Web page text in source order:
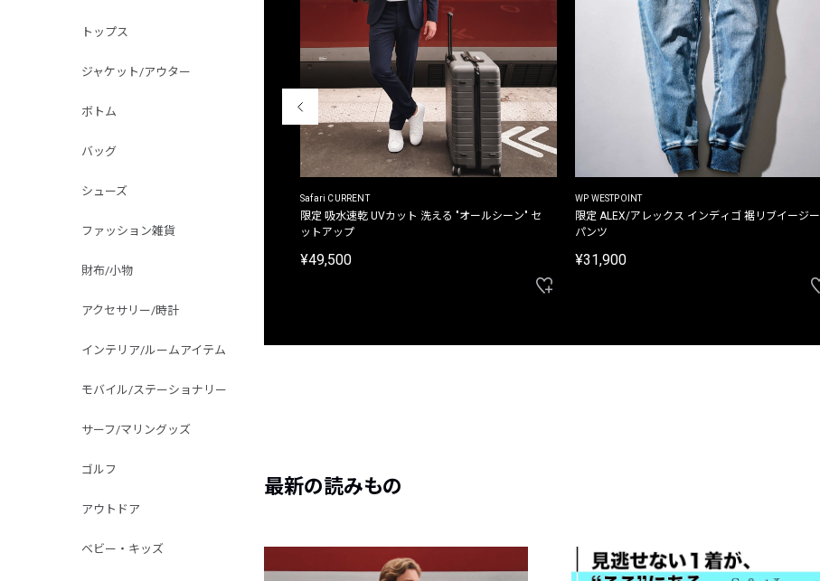
トップス
ジャケット/アウター
ボトム
バッグ
シューズ
ファッション雑貨
財布/小物
アクセサリー/時計
インテリア/ルームアイテム
モバイル/ステーショナリー
サーフ/マリングッズ
ゴルフ
アウトドア
ベビー・キッズ
Safari CURRENT
限定 吸水速乾 UVカット 洗える "オールシーン" セ
ットアップ
¥49,500
WP WESTPOINT
限定 ALEX/アレックス インディゴ 裾リブイージー
パンツ
¥31,900
最新の読みもの